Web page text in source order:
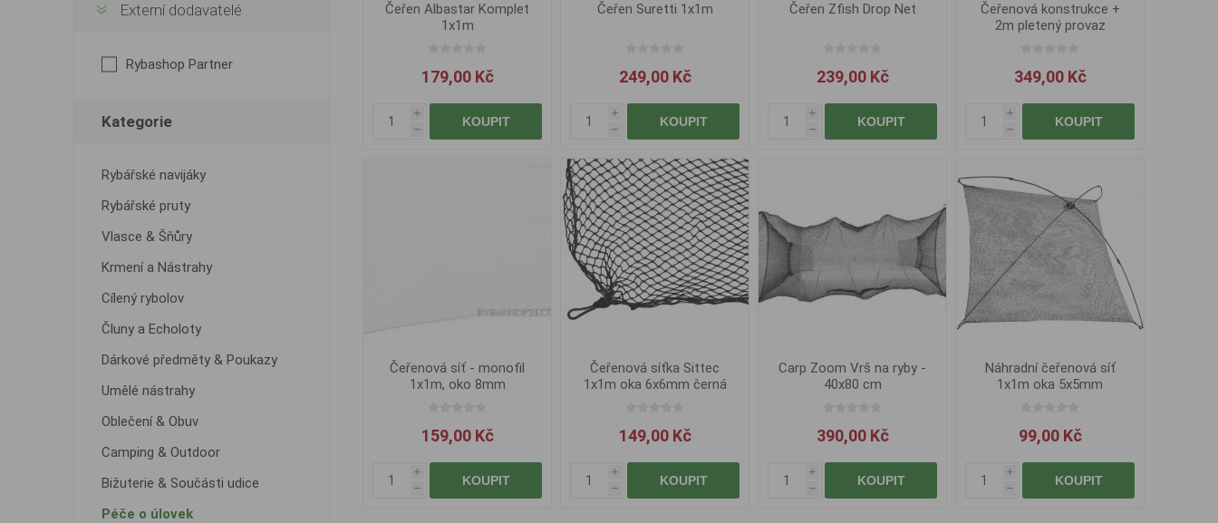
Čeřen Albastar Komplet
1x1m
179,00 Kč
i
h
KOUPIT
Čeřen Suretti 1x1m
249,00 Kč
i
h
KOUPIT
Čeřen Zfish Drop Net
239,00 Kč
i
h
KOUPIT
Čeřenová konstrukce +
2m pletený provaz
349,00 Kč
i
h
KOUPIT
Čeřenová síť - monofil
1x1m, oko 8mm
159,00 Kč
i
h
KOUPIT
Čeřenová síťka Sittec
1x1m oka 6x6mm černá
149,00 Kč
i
h
KOUPIT
Carp Zoom Vrš na ryby -
40x80 cm
390,00 Kč
i
h
KOUPIT
Náhradní čeřenová síť
1x1m oka 5x5mm
99,00 Kč
i
h
KOUPIT
Externí dodavatelé
Rybashop Partner
Kategorie
Rybářské navijáky
Rybářské pruty
Vlasce & Šňůry
Krmení a Nástrahy
Cílený rybolov
Čluny a Echoloty
Dárkové předměty & Poukazy
Umělé nástrahy
Oblečení & Obuv
Camping & Outdoor
Bižuterie & Součásti udice
Péče o úlovek